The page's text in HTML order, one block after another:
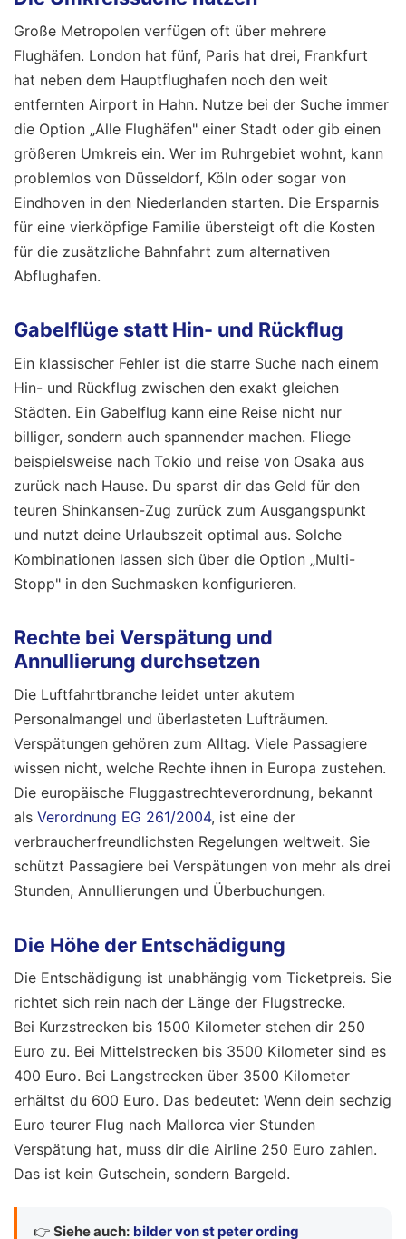
Große Metropolen verfügen oft über mehrere
Flughäfen. London hat fünf, Paris hat drei, Frankfurt
hat neben dem Hauptflughafen noch den weit
entfernten Airport in Hahn. Nutze bei der Suche immer
die Option „Alle Flughäfen" einer Stadt oder gib einen
größeren Umkreis ein. Wer im Ruhrgebiet wohnt, kann
problemlos von Düsseldorf, Köln oder sogar von
Eindhoven in den Niederlanden starten. Die Ersparnis
für eine vierköpfige Familie übersteigt oft die Kosten
für die zusätzliche Bahnfahrt zum alternativen
Abflughafen.
Gabelflüge statt Hin- und Rückflug
Ein klassischer Fehler ist die starre Suche nach einem
Hin- und Rückflug zwischen den exakt gleichen
Städten. Ein Gabelflug kann eine Reise nicht nur
billiger, sondern auch spannender machen. Fliege
beispielsweise nach Tokio und reise von Osaka aus
zurück nach Hause. Du sparst dir das Geld für den
teuren Shinkansen-Zug zurück zum Ausgangspunkt
und nutzt deine Urlaubszeit optimal aus. Solche
Kombinationen lassen sich über die Option „Multi-
Stopp" in den Suchmasken konfigurieren.
Rechte bei Verspätung und
Annullierung durchsetzen
Die Luftfahrtbranche leidet unter akutem
Personalmangel und überlasteten Lufträumen.
Verspätungen gehören zum Alltag. Viele Passagiere
wissen nicht, welche Rechte ihnen in Europa zustehen.
Die europäische Fluggastrechteverordnung, bekannt
als Verordnung EG 261/2004, ist eine der
verbraucherfreundlichsten Regelungen weltweit. Sie
schützt Passagiere bei Verspätungen von mehr als drei
Stunden, Annullierungen und Überbuchungen.
Die Höhe der Entschädigung
Die Entschädigung ist unabhängig vom Ticketpreis. Sie
richtet sich rein nach der Länge der Flugstrecke.
Bei Kurzstrecken bis 1500 Kilometer stehen dir 250
Euro zu. Bei Mittelstrecken bis 3500 Kilometer sind es
400 Euro. Bei Langstrecken über 3500 Kilometer
erhältst du 600 Euro. Das bedeutet: Wenn dein sechzig
Euro teurer Flug nach Mallorca vier Stunden
Verspätung hat, muss dir die Airline 250 Euro zahlen.
Das ist kein Gutschein, sondern Bargeld.
👉 Siehe auch: bilder von st peter ording